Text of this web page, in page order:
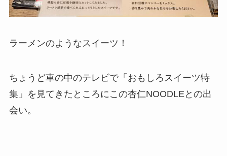
ラーメンのようなスイーツ！
ちょうど車の中のテレビで「おもしろスイーツ特
集」を見てきたところにこの杏仁NOODLEとの出
会い。